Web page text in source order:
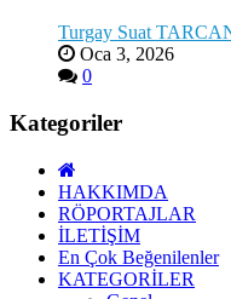
Turgay Suat
Oca 3, 2026
0
Kategoriler
HAKKIMDA
RÖPORTAJLAR
İLETİŞİM
En Çok Beğenilenler
KATEGORİLER